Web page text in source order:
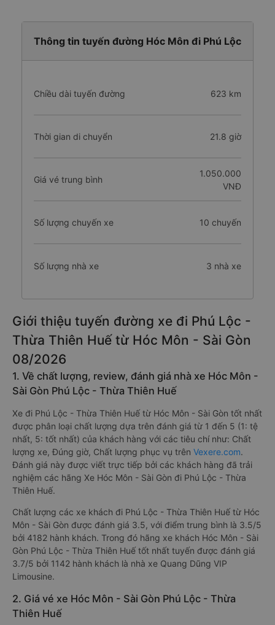
Thông tin tuyến đường Hóc Môn đi Phú Lộc
Chiều dài tuyến đường 623 km
Thời gian di chuyển 21.8 giờ
Giá vé trung bình
1.050.000
VNĐ
Số lượng chuyến xe 10 chuyến
Số lượng nhà xe 3 nhà xe
Giới thiệu tuyến đường xe đi Phú Lộc -
Thừa Thiên Huế từ Hóc Môn - Sài Gòn
08/2026
1. Về chất lượng, review, đánh giá nhà xe Hóc Môn -
Sài Gòn Phú Lộc - Thừa Thiên Huế
Xe đi Phú Lộc - Thừa Thiên Huế từ Hóc Môn - Sài Gòn tốt nhất
được phân loại chất lượng dựa trên đánh giá từ 1 đến 5 (1: tệ
nhất, 5: tốt nhất) của khách hàng với các tiêu chí như: Chất
lượng xe, Đúng giờ, Chất lượng phục vụ trên Vexere.com.
Đánh giá này được viết trực tiếp bởi các khách hàng đã trải
nghiệm các hãng Xe Hóc Môn - Sài Gòn đi Phú Lộc - Thừa
Thiên Huế.
Chất lượng các xe khách đi Phú Lộc - Thừa Thiên Huế từ Hóc
Môn - Sài Gòn được đánh giá 3.5, với điểm trung bình là 3.5/5
bởi 4182 hành khách. Trong đó hãng xe khách Hóc Môn - Sài
Gòn Phú Lộc - Thừa Thiên Huế tốt nhất tuyến được đánh giá
3.7/5 bởi 1142 hành khách là nhà xe Quang Dũng VIP
Limousine.
2. Giá vé xe Hóc Môn - Sài Gòn Phú Lộc - Thừa
Thiên Huế